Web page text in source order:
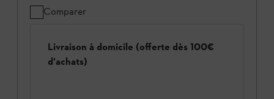
Comparer
Livraison à domicile (offerte dès 100€
d'achats)